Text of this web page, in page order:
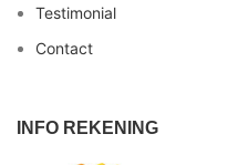
Testimonial
Contact
INFO REKENING